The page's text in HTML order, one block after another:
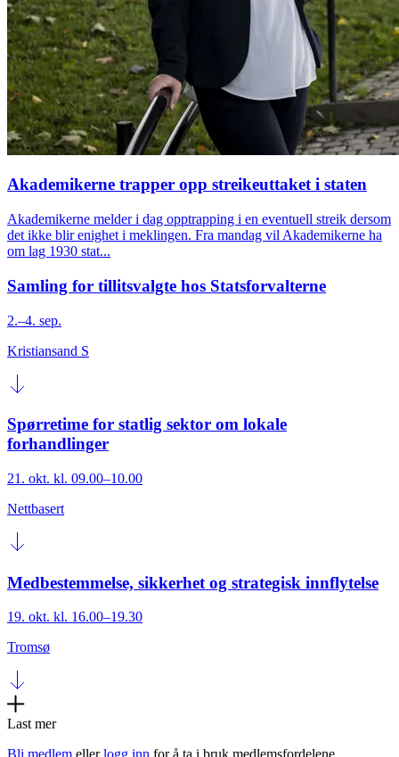
Akademikerne trapper opp streikeuttaket i staten
Akademikerne melder i dag opptrapping i en eventuell streik dersom
det ikke blir enighet i meklingen. Fra mandag vil Akademikerne ha
om lag 1930 stat...
Samling for tillitsvalgte hos Statsforvalterne
2.–4. sep.
Kristiansand S
Spørretime for statlig sektor om lokale
forhandlinger
21. okt. kl. 09.00–10.00
Nettbasert
Medbestemmelse, sikkerhet og strategisk innflytelse
19. okt. kl. 16.00–19.30
Tromsø
Last mer